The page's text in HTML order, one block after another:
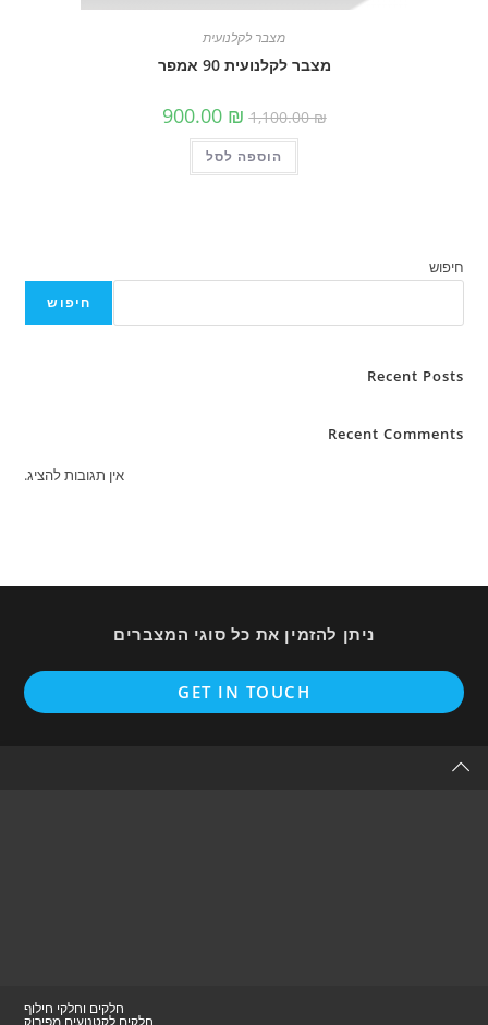
מצבר לקלנועית
מצבר לקלנועית 90 אמפר
1,100.00₪ המחיר
המקורי
היה:
1,100.00 ₪.
900.00 ₪
הוספה לסל
חיפוש
חיפוש
Recent Posts
Recent Comments
אין תגובות להציג.
ניתן להזמין את כל סוגי המצברים
GET IN TOUCH
חלקים וחלקי חילוף
חלקים לקטנועים מפירוק